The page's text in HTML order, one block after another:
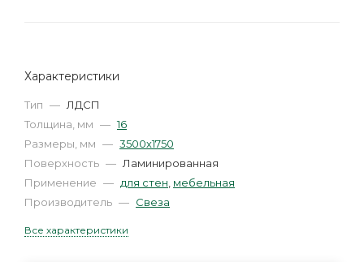
Характеристики
Тип — ЛДСП
Толщина, мм — 16
Размеры, мм — 3500х1750
Поверхность — Ламинированная
Применение — для стен мебельная
Производитель — Свеза
Все характеристики